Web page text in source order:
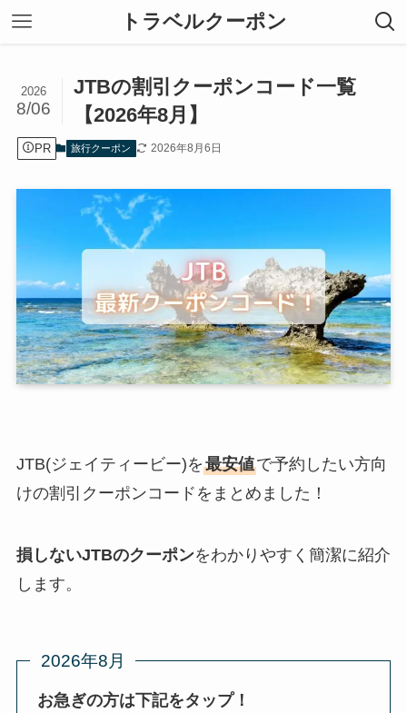
トラベルクーポン
JTBの割引クーポンコード一覧
【2026年8月】
2026
8/06
PR 旅行クーポン 2026年8月6日
JTB(ジェイティービー)を最安値で予約したい方向
けの割引クーポンコードをまとめました！
損しないJTBのクーポンをわかりやすく簡潔に紹介
します。
2026年8月
お急ぎの方は下記をタップ！